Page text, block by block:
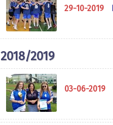
29-10-2019
2018/2019
03-06-2019